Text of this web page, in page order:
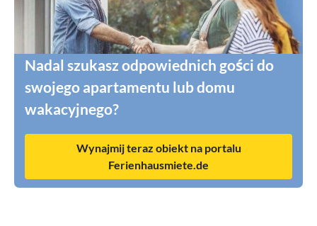
Nadal szukasz odpowiednich gości do
swojego apartamentu lub domu
wakacyjnego?
Wynajmij teraz obiekt na portalu
Ferienhausmiete.de